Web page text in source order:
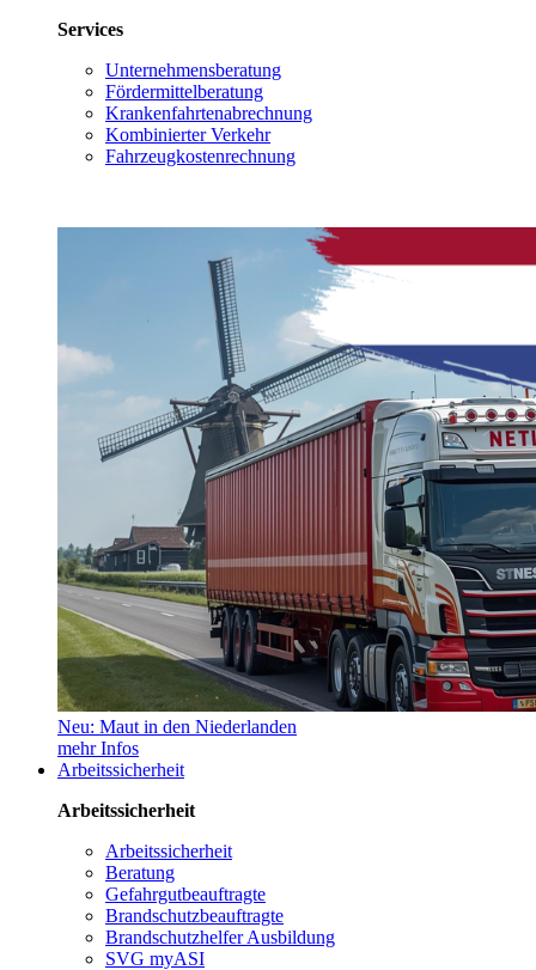
Services
Unternehmensberatung
Fördermittelberatung
Krankenfahrtenabrechnung
Kombinierter Verkehr
Fahrzeugkostenrechnung
Neu: Maut in den Niederlanden
mehr Infos
Arbeitssicherheit
Arbeitssicherheit
Arbeitssicherheit
Beratung
Gefahrgutbeauftragte
Brandschutzbeauftragte
Brandschutzhelfer Ausbildung
SVG myASI